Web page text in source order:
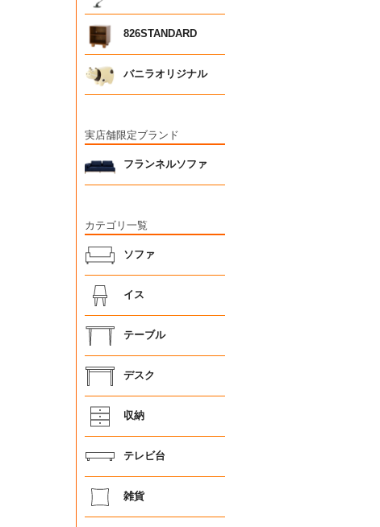
826STANDARD
バニラオリジナル
実店舗限定ブランド
フランネルソファ
カテゴリ一覧
ソファ
イス
テーブル
デスク
収納
テレビ台
雑貨